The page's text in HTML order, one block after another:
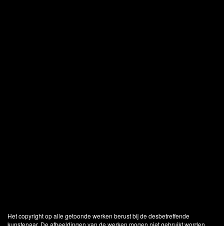
Het copyright op alle getoonde werken berust bij de desbetreffende
kunstenaar. De afbeeldingen van de werken mogen niet gebruikt worden